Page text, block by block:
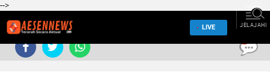
-->
LIVE JELAJAHI